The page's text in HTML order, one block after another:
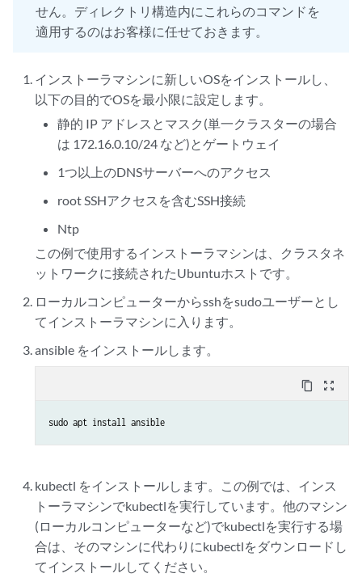
せん。ディレクトリ構造内にこれらのコマンドを
適用するのはお客様に任せておきます。
インストーラマシンに新しいOSをインストールし、
以下の目的でOSを最小限に設定します。
静的 IP アドレスとマスク(単一クラスターの場合
は 172.16.0.10/24 など)とゲートウェイ
1つ以上のDNSサーバーへのアクセス
root SSHアクセスを含むSSH接続
Ntp
この例で使用するインストーラマシンは、クラスタネ
ットワークに接続されたUbuntuホストです。
ローカルコンピューターからsshをsudoユーザーとし
てインストーラマシンに入ります。
ansible をインストールします。
content_copy zoom_out_map
sudo apt install ansible
kubectl をインストールします。この例では、インス
トーラマシンでkubectlを実行しています。他のマシン
(ローカルコンピューターなど)でkubectlを実行する場
合は、そのマシンに代わりにkubectlをダウンロードし
てインストールしてください。